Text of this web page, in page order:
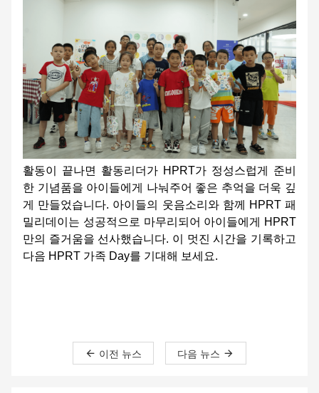
활동이 끝나면 활동리더가 HPRT가 정성스럽게 준비
한 기념품을 아이들에게 나눠주어 좋은 추억을 더욱 깊
게 만들었습니다. 아이들의 웃음소리와 함께 HPRT 패
밀리데이는 성공적으로 마무리되어 아이들에게 HPRT
만의 즐거움을 선사했습니다. 이 멋진 시간을 기록하고
다음 HPRT 가족 Day를 기대해 보세요.
이전 뉴스 다음 뉴스